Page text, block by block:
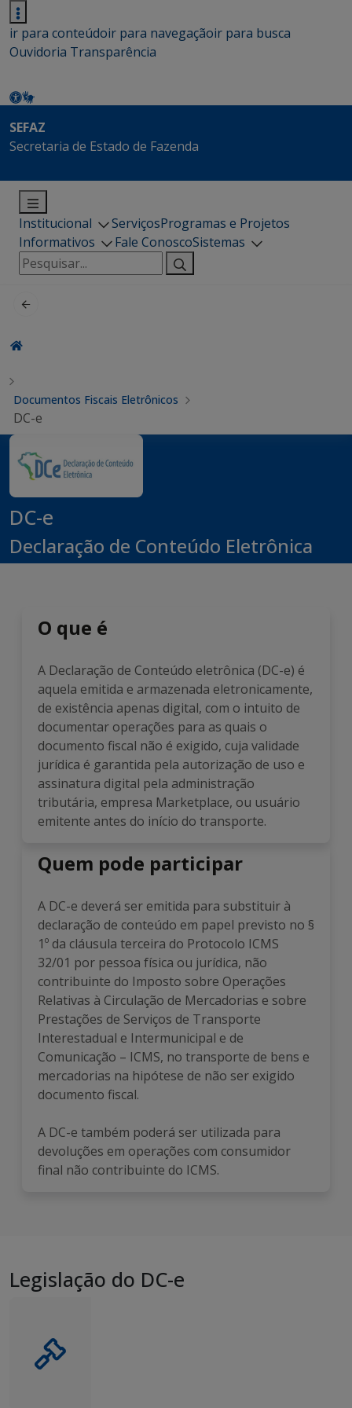
ir para conteúdoir para navegaçãoir para busca
Ouvidoria Transparência
SEFAZ
Secretaria de Estado de Fazenda
Institucional ServiçosProgramas e Projetos
Informativos
Fale ConoscoSistemas
Pesquisar
por:
Documentos Fiscais Eletrônicos
DC-e
DC-e
Declaração de Conteúdo Eletrônica
O que é
A Declaração de Conteúdo eletrônica (DC-e) é
aquela emitida e armazenada eletronicamente,
de existência apenas digital, com o intuito de
documentar operações para as quais o
documento fiscal não é exigido, cuja validade
jurídica é garantida pela autorização de uso e
assinatura digital pela administração
tributária, empresa Marketplace, ou usuário
emitente antes do início do transporte.
Quem pode participar
A DC-e deverá ser emitida para substituir à
declaração de conteúdo em papel previsto no §
1º da cláusula terceira do Protocolo ICMS
32/01 por pessoa física ou jurídica, não
contribuinte do Imposto sobre Operações
Relativas à Circulação de Mercadorias e sobre
Prestações de Serviços de Transporte
Interestadual e Intermunicipal e de
Comunicação – ICMS, no transporte de bens e
mercadorias na hipótese de não ser exigido
documento fiscal.
A DC-e também poderá ser utilizada para
devoluções em operações com consumidor
final não contribuinte do ICMS.
Legislação do DC-e